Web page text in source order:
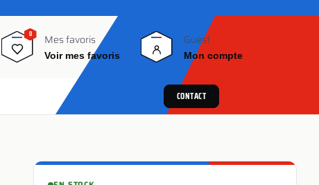
00 Mes favoris
Voir mes favoris
Guest
Mon compte
CONTACT